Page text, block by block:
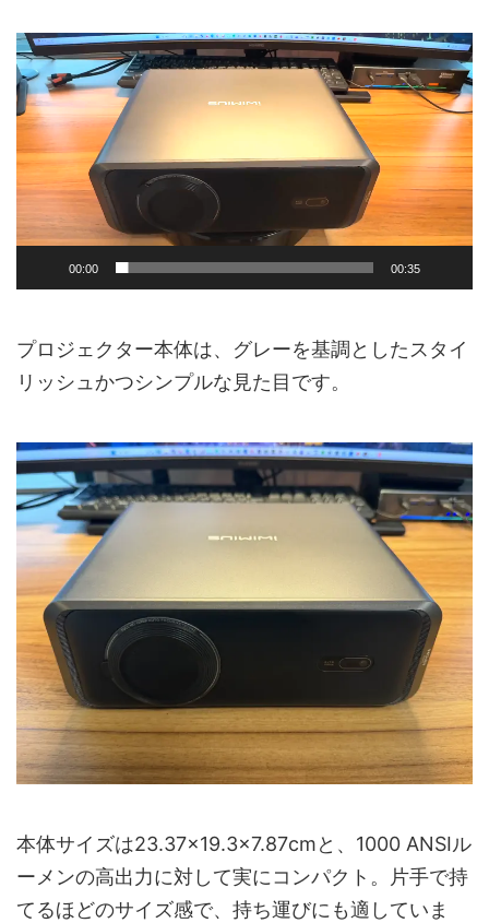
動
画
プ
レ
ヤ
ー
00:00 00:35
プロジェクター本体は、グレーを基調としたスタイ
リッシュかつシンプルな見た目です。
本体サイズは23.37×19.3×7.87cmと、1000 ANSIル
ーメンの高出力に対して実にコンパクト。片手で持
てるほどのサイズ感で、持ち運びにも適していま